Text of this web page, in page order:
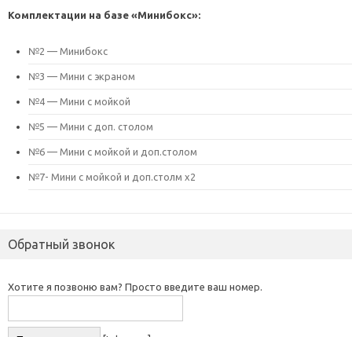
Комплектации на базе «Минибокс»:
№2 — Минибокс
№3 — Мини с экраном
№4 — Мини с мойкой
№5 — Мини с доп. столом
№6 — Мини с мойкой и доп.столом
№7- Мини с мойкой и доп.столм х2
Обратный звонок
Хотите я позвоню вам? Просто введите ваш номер.